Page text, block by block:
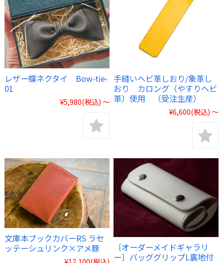
レザー蝶ネクタイ Bow-tie-
01
¥5,980(税込)～
手縫いヘビ革しおり/象革し
おり カロング（やすりヘビ
革）使用 （受注生産）
¥6,600(税込)～
文庫本ブックカバーRS ラセ
ッテーシュリンク×アメ豚
〔オーダーメイドギャラリ
ー〕バッググリップL裏地付